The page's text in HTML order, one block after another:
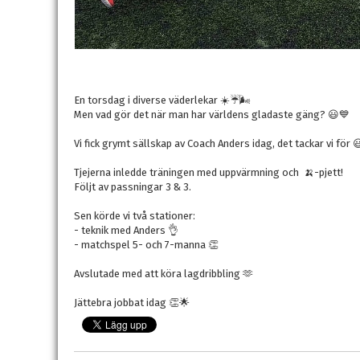
En torsdag i diverse väderlekar ☀️☔️🌬
Men vad gör det när man har världens gladaste gäng? 😃💙
Vi fick grymt sällskap av Coach Anders idag, det tackar vi för
Tjejerna inledde träningen med uppvärmning och 🍌-pjett!
Följt av passningar 3 & 3.
Sen körde vi två stationer:
- teknik med Anders 👌
- matchspel 5- och 7-manna 👏
Avslutade med att köra lagdribbling 🫶
Jättebra jobbat idag 👏🌟